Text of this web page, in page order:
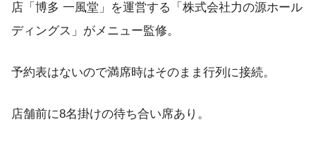
店「博多 一風堂」を運営する「株式会社力の源ホール
ディングス」がメニュー監修。
予約表はないので満席時はそのまま行列に接続。
店舗前に8名掛けの待ち合い席あり。